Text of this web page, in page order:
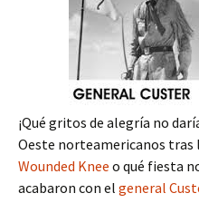
¡Qué gritos de alegría no
Oeste norteamericanos tras
Wounded Knee o qué fiesta
acabaron con el general